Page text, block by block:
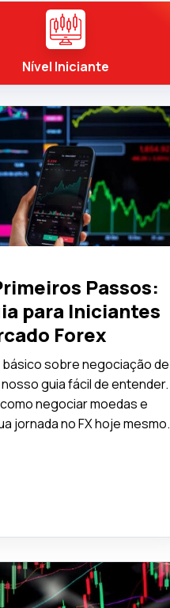
Nível Iniciante
Passos:
para Iniciantes
Forex
básico sobre negociação de
guia fácil de entender.
negociar moedas e
jornada no FX hoje mesmo.